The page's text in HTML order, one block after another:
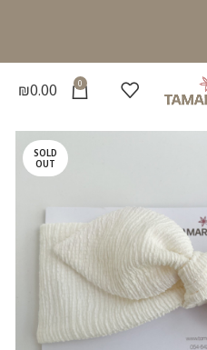
0
₪0.00
SOLD
OUT